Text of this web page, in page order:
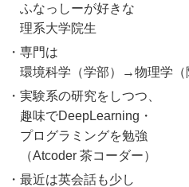
ふなっしーが好きな
理系大学院生
・専門は
環境科学（学部）→物理学（
・実験系の研究をしつつ、
趣味でDeepLearning・
プログラミングを勉強
（Atcoder 茶コーダー）
・最近は英会話も少し